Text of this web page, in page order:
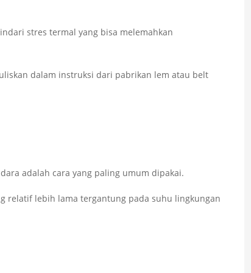
stres termal yang bisa melemahkan
dalam instruksi dari pabrikan lem atau belt
adalah cara yang paling umum dipakai.
relatif lebih lama tergantung pada suhu lingkungan